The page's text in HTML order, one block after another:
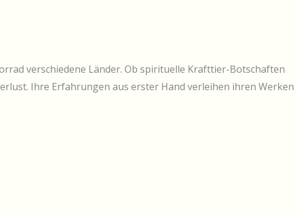
verschiedene Länder. Ob spirituelle Krafttier-Botschaften
Ihre Erfahrungen aus erster Hand verleihen ihren Werken